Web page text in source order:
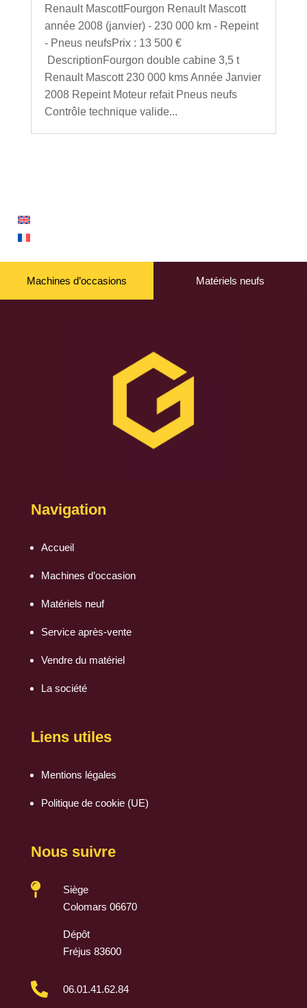
Renault MascottFourgon Renault Mascott
année 2008 (janvier) - 230 000 km - Repeint
- Pneus neufsPrix : 13 500 €
DescriptionFourgon double cabine 3,5 t
Renault Mascott 230 000 kms Année Janvier
2008 Repeint Moteur refait Pneus neufs
Contrôle technique valide...
Machines d’occasions Matériels neufs
Navigation
Accueil
Machines d’occasion
Matériels neuf
Service après-vente
Vendre du matériel
La société
Liens utiles
Mentions légales
Politique de cookie (UE)
Nous suivre

Siège
Colomars 06670
Dépôt
Fréjus 83600
 06.01.41.62.84